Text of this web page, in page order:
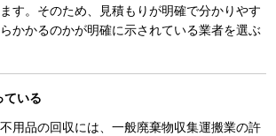
す。そのため、見積もりが明確で分かりやす
かかるのかが明確に示されている業者を選ぶ
ている
用品の回収には、一般廃棄物収集運搬業の許